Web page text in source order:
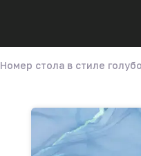
Номер стола в стиле